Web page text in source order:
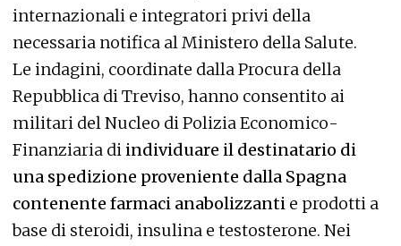
internazionali e integratori privi della
necessaria notifica al Ministero della Salute.
Le indagini, coordinate dalla Procura della
Repubblica di Treviso, hanno consentito ai
militari del Nucleo di Polizia Economico-
Finanziaria di individuare il destinatario di
una spedizione proveniente dalla Spagna
contenente farmaci anabolizzanti e prodotti a
base di steroidi, insulina e testosterone. Nei